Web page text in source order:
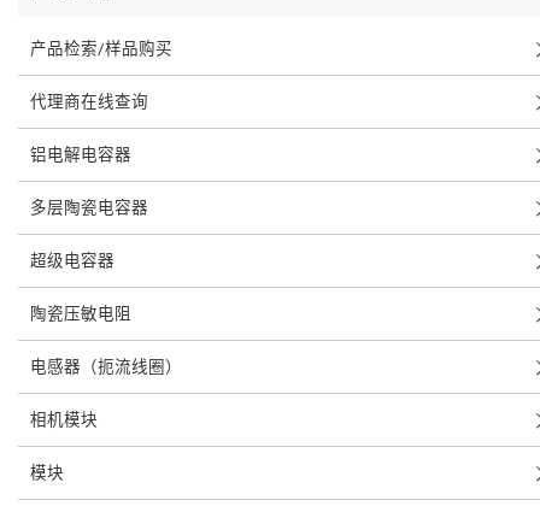
产品检索/样品购买
代理商在线查询
铝电解电容器
多层陶瓷电容器
超级电容器
陶瓷压敏电阻
电感器（扼流线圈）
相机模块
模块